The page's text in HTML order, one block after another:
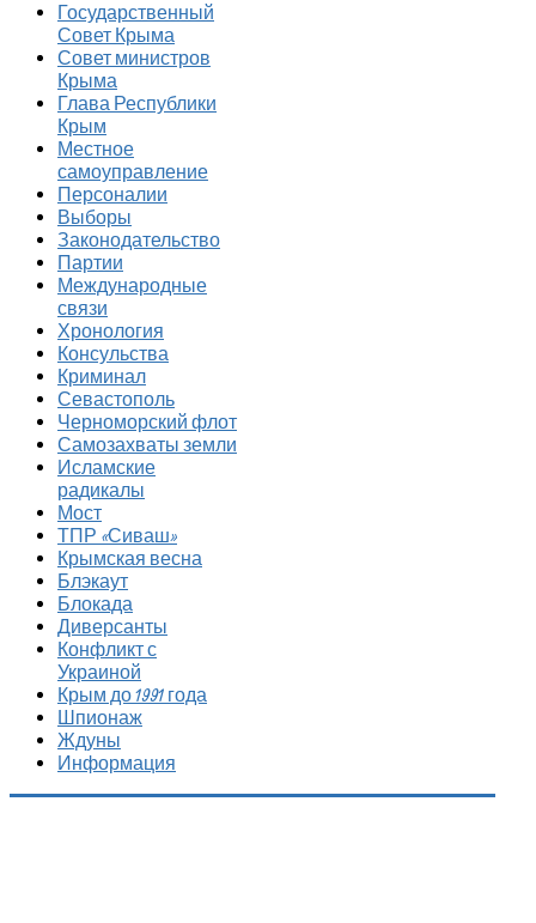
Государственный
Совет Крыма
Совет министров
Крыма
Глава Республики
Крым
Местное
самоуправление
Персоналии
Выборы
Законодательство
Партии
Международные
связи
Хронология
Консульства
Криминал
Севастополь
Черноморский флот
Самозахваты земли
Исламские
радикалы
Мост
ТПР «Сиваш»
Крымская весна
Блэкаут
Блокада
Диверсанты
Конфликт с
Украиной
Крым до 1991 года
Шпионаж
Ждуны
Информация